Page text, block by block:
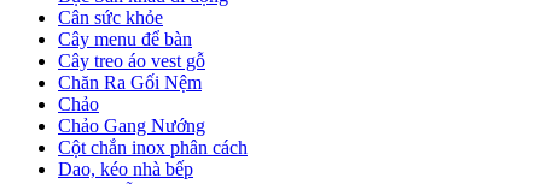
Cân sức khỏe
Cây menu để bàn
Cây treo áo vest gỗ
Chăn Ra Gối Nệm
Chảo
Chảo Gang Nướng
Cột chắn inox phân cách
Dao, kéo nhà bếp